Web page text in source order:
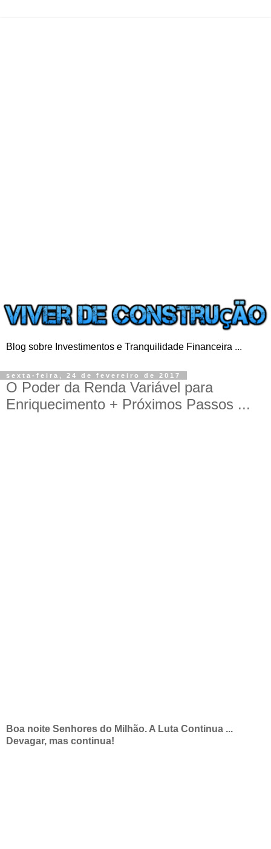
Blog sobre Investimentos e Tranquilidade Financeira ...
sexta-feira, 24 de fevereiro de 2017
O Poder da Renda Variável para
Enriquecimento + Próximos Passos ...
Boa noite Senhores do Milhão. A Luta Continua ...
Devagar, mas continua!